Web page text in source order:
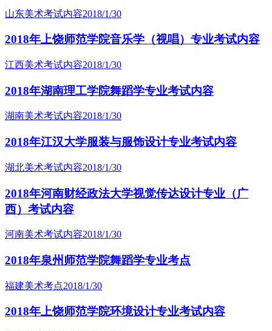
山东美术考试内容2018/1/30
2018年上饶师范学院音乐学（视唱）专业考试内容
江西美术考试内容2018/1/30
2018年湖南理工学院舞蹈学专业考试内容
湖南美术考试内容2018/1/30
2018年江汉大学服装与服饰设计专业考试内容
湖北美术考试内容2018/1/30
2018年河南财经政法大学视觉传达设计专业（广
西）考试内容
河南美术考试内容2018/1/30
2018年泉州师范学院舞蹈学专业考点
福建美术考点2018/1/30
2018年上饶师范学院环境设计专业考试内容